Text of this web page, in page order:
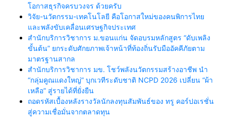
โอกาสธุรกิจครบวงจร ด้วยครับ
วิจัย-นวัตกรรม-เทคโนโลยี คือโอกาสใหม่ของคนพิการไทย
และพลังขับเคลื่อนเศรษฐกิจประเทศ
สำนักบริการวิชาการ ม.ขอนแก่น จัดอบรมหลักสูตร “ดับเพลิง
ขั้นต้น” ยกระดับศักยภาพเจ้าหน้าที่ท้องถิ่นรับมืออัคคีภัยตาม
มาตรฐานสากล
สำนักบริการวิชาการ มข. โชว์พลังนวัตกรรมสร้างอาชีพ นำ
“กลุ่มคูณแดงใหญ่” บุกเวทีระดับชาติ NCPD 2026 เปลี่ยน “ผ้า
เหลือ” สู่รายได้ที่ยั่งยืน
ถอดรหัสเบื้องหลังรางวัลนักลงทุนสัมพันธ์ของ ทรู คอร์ปอเรชั่น
สู่ความเชื่อมั่นจากตลาดทุน